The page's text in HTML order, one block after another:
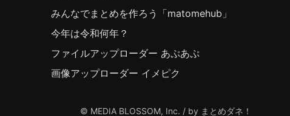
みんなでまとめを作ろう「matomehub」
今年は令和何年？
ファイルアップローダー あぷあぷ
画像アップローダー イメピク
© MEDIA BLOSSOM, Inc. / by まとめダネ！